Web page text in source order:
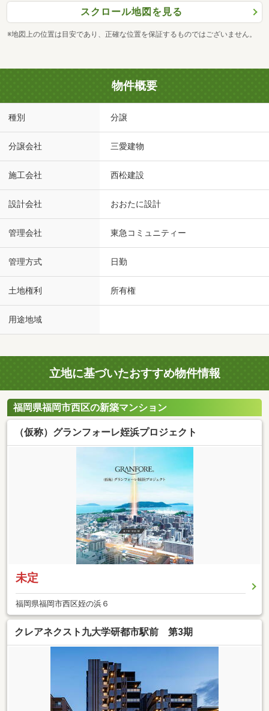
スクロール地図を見る
※地図上の位置は目安であり、正確な位置を保証するものではございません。
物件概要
種別 分譲
分譲会社 三愛建物
施工会社 西松建設
設計会社 おおたに設計
管理会社 東急コミュニティー
管理方式 日勤
土地権利 所有権
用途地域
立地に基づいたおすすめ物件情報
福岡県福岡市西区の新築マンション
（仮称）グランフォーレ姪浜プロジェクト
未定
福岡県福岡市西区姪の浜６
クレアネクスト九大学研都市駅前 第3期